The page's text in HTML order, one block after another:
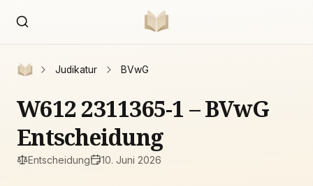
Judikatur BVwG
W612 2311365-1 – BVwG
Entscheidung
Entscheidung 10. Juni 2026